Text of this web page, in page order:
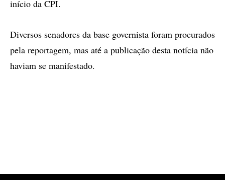
início da CPI.
Diversos senadores da base governista foram procurados
pela reportagem, mas até a publicação desta notícia não
haviam se manifestado.